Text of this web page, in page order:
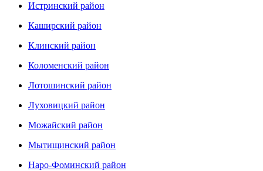
Истринский район
Каширский район
Клинский район
Коломенский район
Лотошинский район
Луховицкий район
Можайский район
Мытищинский район
Наро-Фоминский район